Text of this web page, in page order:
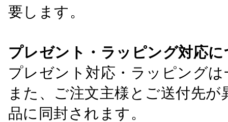
要します。
プレゼント・ラッピング対応
プレゼント対応・ラッピング
また、ご注文主様とご送付先
品に同封されます。